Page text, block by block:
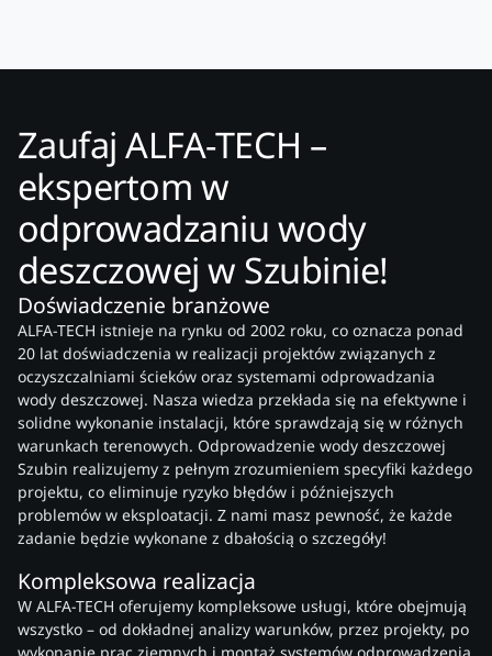
Zaufaj ALFA-TECH –
ekspertom w
odprowadzaniu wody
deszczowej w Szubinie!
Doświadczenie branżowe
ALFA-TECH istnieje na rynku od 2002 roku, co oznacza ponad
20 lat doświadczenia w realizacji projektów związanych z
oczyszczalniami ścieków oraz systemami odprowadzania
wody deszczowej. Nasza wiedza przekłada się na efektywne i
solidne wykonanie instalacji, które sprawdzają się w różnych
warunkach terenowych. Odprowadzenie wody deszczowej
Szubin realizujemy z pełnym zrozumieniem specyfiki każdego
projektu, co eliminuje ryzyko błędów i późniejszych
problemów w eksploatacji. Z nami masz pewność, że każde
zadanie będzie wykonane z dbałością o szczegóły!
Kompleksowa realizacja
W ALFA-TECH oferujemy kompleksowe usługi, które obejmują
wszystko – od dokładnej analizy warunków, przez projekty, po